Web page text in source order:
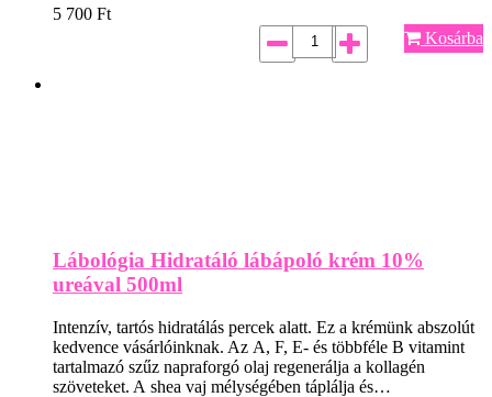
5 700 Ft
Kosárba
Lábológia Hidratáló lábápoló krém 10%
ureával 500ml
Intenzív, tartós hidratálás percek alatt. Ez a krémünk abszolút
kedvence vásárlóinknak. Az A, F, E- és többféle B vitamint
tartalmazó szűz napraforgó olaj regenerálja a kollagén
szöveteket. A shea vaj mélységében táplálja és…